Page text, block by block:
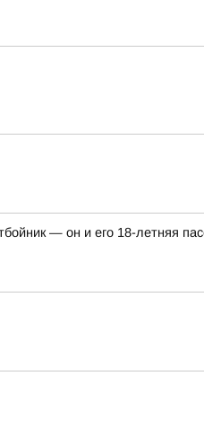
— он и его 18-летняя